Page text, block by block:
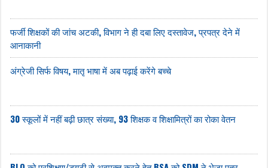
फर्जी शिक्षकों की जांच अटकी, विभाग ने ही दबा लिए दस्तावेज, प्रपत्र देने में
आनाकानी
अंग्रेजी सिर्फ विषय, मातृ भाषा में अब पढ़ाई करेंगे बच्चे
30 स्कूलों में नहीं बढ़ी छात्र संख्या, 93 शिक्षक व शिक्षामित्रों का रोका वेतन